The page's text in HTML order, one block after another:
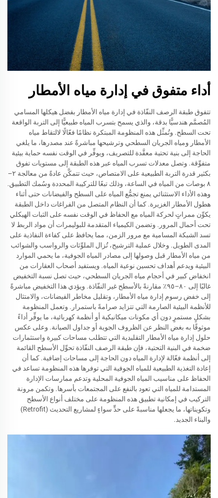
أداء متفوق في إدارة مياه الأمطار
تتفوق طبقة الرصف النفّاذة في إدارة مياه الأمطار بفضل هيكلها المسامي
المُصمَّم هندسيًّا بدقة، والذي يسمح بتسرب المياه طبيعيًّا إلى التربة الواقعة
تحت السطح. وتُمثِّل هذه المنظومة المبتكرة نظامًا فعّالًا لالتقاط مياه
الأمطار ومياه الجريان السطحي وترشيحها مباشرةً عند مصدرها، ما يلغي
الحاجة إلى بنية تحتية معقَّدة للتصريف، ويوفِّر في الوقت نفسه حماية بيئية
متفوِّقة. وتصل معدلات تسرب المياه عبر هذه الطبقة إلى مستويات تفوق
بكثير قدرة التربة الطبيعية على الامتصاص، حيث تتمكَّن عادةً من معالجة ٢–
٨ بوصات من المياه في الساعة، وذلك تبعًا للتركيبة المحددة وسُمك التطبيق.
وهذه الأداء الاستثنائي يمنع تجمُّع المياه على السطح والفيضانات حتى أثناء
هطول الأمطار الغزيرة. كما أن النظام المتصل من الفراغات داخل الطبقة
يكوِّن ممراتٍ لحركة المياه مع الحفاظ في الوقت نفسه على الثبات الهيكلي
تحت أحمال المرور. وتضمن الكيمياء المتقدمة للبوليمرات أن مواد الربط لا
تسد الشبكة المسامية مع مرور الزمن، مما يحافظ على كفاءة النفاذية على
المدى الطويل. وخلال عملية الترشيح، تُزال الملوِّثات والرواسب والشوائب
من مياه الأمطار قبل وصولها إلى مصادر المياه الجوفية، ما يحمي الموارد
البيئية ويدعم أهداف تحسين نوعية المياه. ويستفيد أصحاب العقارات من
انخفاض كبير في أحجام مياه الجريان السطحي، حيث تصل نسبة التخفيض
غالبًا إلى ٨٠–٩٥٪ مقارنةً بالأسطح غير النفّاذة. ويؤدي هذا التخفيض مباشرةً
إلى خفض رسوم إدارة مياه الأمطار، وتقليل مخاطر الفيضانات، والامتثال
للأنظمة البيئية الصارمة التي تتزايد صرامةً باستمرار. وتعمل المنظومة
بشكلٍ مستمرٍ دون أي مكونات ميكانيكية أو أنظمة كهربائية، ما يوفِّر أداءً
موثوقًا به بغض النظر عن الظروف الجوية أو جداول الصيانة. وعلى عكس
حلول إدارة مياه الأمطار التقليدية التي تتطلب مساحات كبيرة واستثمارات
ضخمة في البنية التحتية، فإن طبقة الرصف النفّاذة تحوِّل الأسطح القائمة
إلى أنظمة فعّالة لإدارة المياه دون الحاجة إلى مساحات إضافية. كما أن
إعادة التغذية الطبيعية للمياه الجوفية التي توفرها هذه المنظومة تساعد في
الحفاظ على مناسيب المياه الجوفية المحلية وتدعم ممارسات الإدارة
المستدامة للمياه التي تعود بالنفع على المجتمعات بأسرها. وتكمن مرونة
التركيب في إمكانية تطبيق هذه المنظومة على مختلف أنواع الأسطح
وتكويناتها، ما يجعلها مناسبةً على حدٍّ سواءٍ لمشاريع التحديث (Retrofit)
والبناء الجديد.